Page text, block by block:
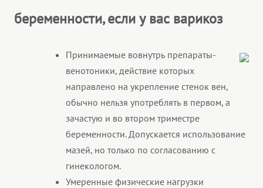
беременности, если у вас варикоз
Принимаемые вовнутрь препараты-
венотоники, действие которых
направлено на укрепление стенок вен,
обычно нельзя употреблять в первом, а
зачастую и во втором триместре
беременности. Допускается использование
мазей, но только по согласованию с
гинекологом.
Умеренные физические нагрузки